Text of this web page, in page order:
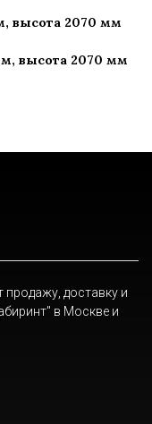
высота 2070 мм
высота 2070 мм
продажу, доставку и
в Москве и